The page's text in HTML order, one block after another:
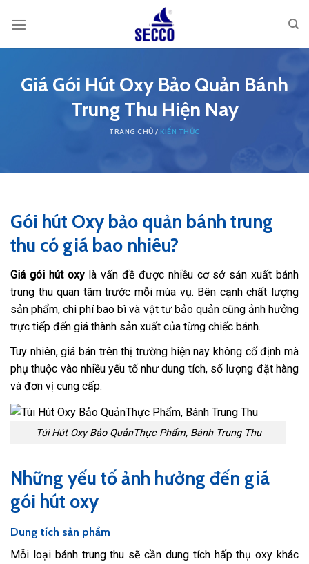
KIẾN THỨC
Giá Gói Hút Oxy Bảo Quản Bánh
Trung Thu Hiện Nay
Gói hút Oxy bảo quản bánh trung
thu có giá bao nhiêu?
Giá gói hút oxylà vấn đề được nhiều cơ sở sản xuất bánh
trung thu quan tâm trước mỗi mùa vụ. Bên cạnh chất lượng
sản phẩm, chi phí bao bì và vật tư bảo quản cũng ảnh hưởng
trực tiếp đến giá thành sản xuất của từng chiếc bánh.
Tuy nhiên, giá bán trên thị trường hiện nay không cố định mà
phụ thuộc vào nhiều yếu tố như dung tích, số lượng đặt hàng
và đơn vị cung cấp.
Túi Hút Oxy Bảo QuảnThực Phẩm, Bánh Trung Thu
Những yếu tố ảnh hưởng đến giá
gói hút oxy
Dung tích sản phẩm
Mỗi loại bánh trung thu sẽ cần dung tích hấp thụ oxy khác